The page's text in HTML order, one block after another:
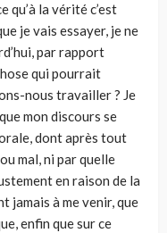
qu’à la vérité c’est
je vais essayer, je ne
par rapport
qui pourrait
nous tra­vailler ? Je
mon discours se
dont après tout
mal, ni par quelle
en rai­son de la
jamais à me venir, que
enfin que sur ce